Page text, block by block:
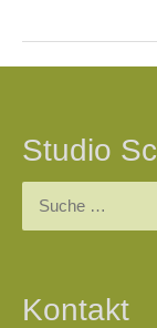
Studio
Kontakt